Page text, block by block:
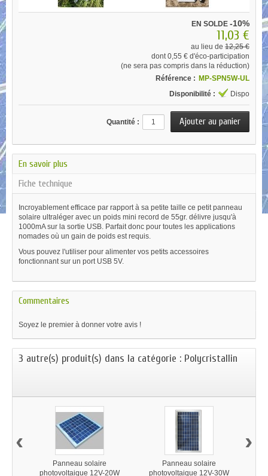
EN SOLDE -10%
11,03 €
au lieu de 12,25 €
dont0,55 € d'éco-participation
(ne sera pas compris dans la réduction)
Référence : MP-SPN5W-UL
Disponibilité :
Dispo
Quantité :
En savoir plus
Fiche technique
Incroyablement efficace par rapport à sa petite taille ce petit panneau
solaire ultraléger avec un poids mini record de 55gr. délivre jusqu'à
1000mA sur la sortie USB. Parfait donc pour toutes les applications
nomades où un gain de poids est requis.
Vous pouvez l'utiliser pour alimenter vos petits accessoires
fonctionnant sur un port USB 5V.
Commentaires
Soyez le premier à donner votre avis !
3 autre(s) produit(s) dans la catégorie : Polycristall​in
Panneau solaire
photovoltaique 12V-20W
Panneau solaire
photovoltaique 12V-30W
‹ ›